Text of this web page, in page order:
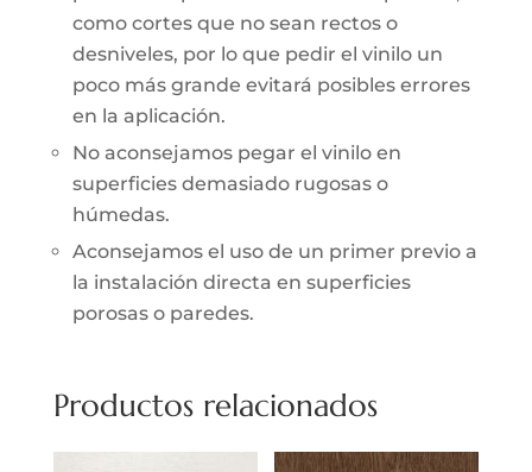
como cortes que no sean rectos o
desniveles, por lo que pedir el vinilo un
poco más grande evitará posibles errores
en la aplicación.
No aconsejamos pegar el vinilo en
superficies demasiado rugosas o
húmedas.
Aconsejamos el uso de un primer previo a
la instalación directa en superficies
porosas o paredes.
Productos relacionados